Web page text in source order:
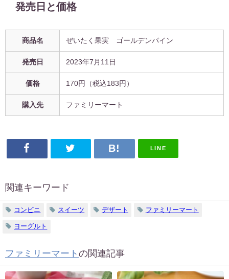
発売日と価格
商品名 ぜいたく果実 ゴールデンパイン
発売日 2023年7月11日
価格 170円（税込183円）
購入先 ファミリーマート
LINE
関連キーワード
コンビニ スイーツ デザート ファミリーマート
ヨーグルト
ファミリーマート の関連記事